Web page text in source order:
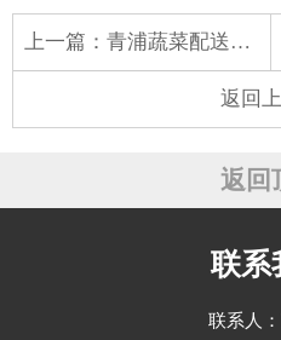
上一篇： 青浦蔬菜配送商家
返回
返回
联系
联系人